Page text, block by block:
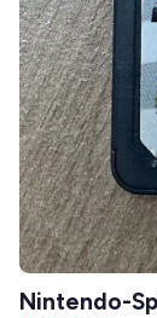
Nintendo-